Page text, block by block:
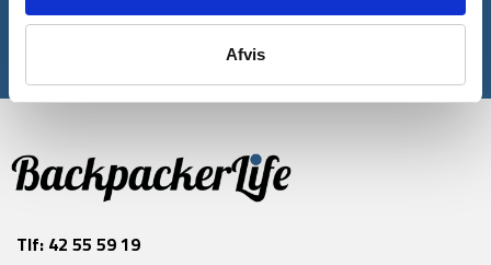
Afvis
Tilmeld
*Gælder ikke allerede nedsatte varer
Tlf: 42 55 59 19